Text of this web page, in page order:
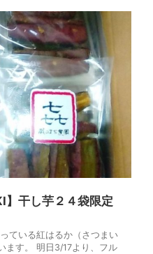
】干し芋２４袋限定
ている紅はるか（さつまい
ます。 明日3/17より、フル